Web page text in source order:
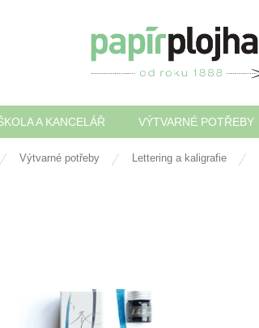
A KANCELÁŘ VÝTVARNÉ POTŘEBY
Výtvarné potřeby Lettering a kaligrafie